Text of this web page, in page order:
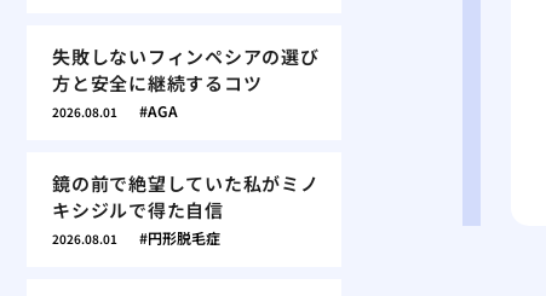
失敗しないフィンペシアの選び
方と安全に継続するコツ
2026.08.01 AGA
鏡の前で絶望していた私がミノ
キシジルで得た自信
2026.08.01 円形脱毛症